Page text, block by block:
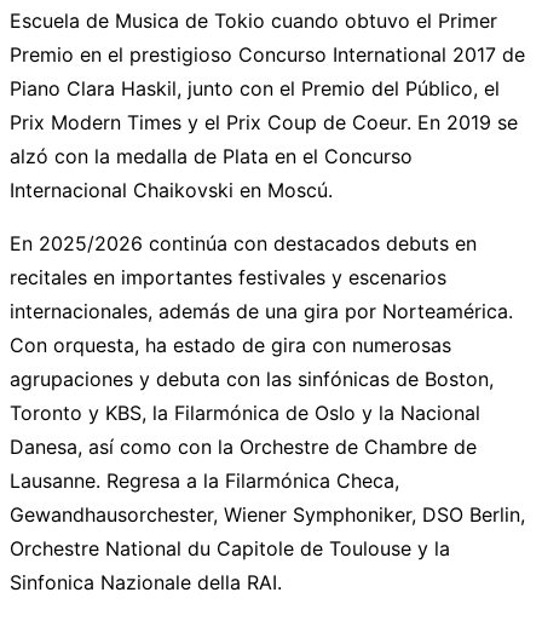
Escuela de Musica de Tokio cuando obtuvo el Primer
Premio en el prestigioso Concurso International 2017 de
Piano Clara Haskil, junto con el Premio del Público, el
Prix Modern Times y el Prix Coup de Coeur. En 2019 se
alzó con la medalla de Plata en el Concurso
Internacional Chaikovski en Moscú.
En 2025/2026 continúa con destacados debuts en
recitales en importantes festivales y escenarios
internacionales, además de una gira por Norteamérica.
Con orquesta, ha estado de gira con numerosas
agrupaciones y debuta con las sinfónicas de Boston,
Toronto y KBS, la Filarmónica de Oslo y la Nacional
Danesa, así como con la Orchestre de Chambre de
Lausanne. Regresa a la Filarmónica Checa,
Gewandhausorchester, Wiener Symphoniker, DSO Berlin,
Orchestre National du Capitole de Toulouse y la
Sinfonica Nazionale della RAI.